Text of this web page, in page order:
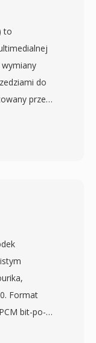
to
do
przez
Avid
takze
go
i
o
moglyby
Format
bit-po-
ze zaden